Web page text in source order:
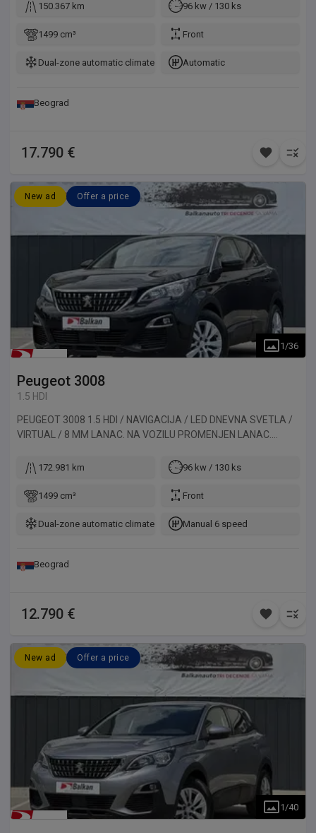
150.367 km 96 kw / 130 ks
1499 cm³ Front
Dual-zone automatic climate controlAutomatic
Beograd
17.790 €
New ad Offer a price
1 /36
Peugeot 3008
1.5 HDI
PEUGEOT 3008 1.5 HDI / NAVIGACIJA / LED DNEVNA SVETLA /
VIRTUAL / 8 MM LANAC. NA VOZILU PROMENJEN LANAC.
(GARANCIJA). Vozilo uvezeno iz Francuske.
172.981 km 96 kw / 130 ks
1499 cm³ Front
Dual-zone automatic climate controlManual 6 speed
Beograd
12.790 €
New ad Offer a price
1 /40